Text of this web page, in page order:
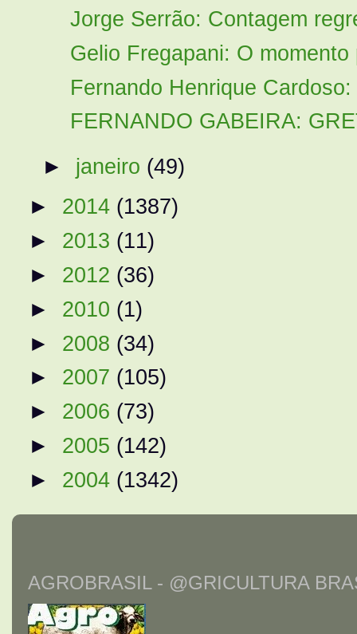
Jorge Serrão: Contagem
Gelio Fregapani: O
Fernando Henrique
FERNANDO GABEIRA:
► janeiro (49)
► 2014 (1387)
► 2013 (11)
► 2012 (36)
► 2010 (1)
► 2008 (34)
► 2007 (105)
► 2006 (73)
► 2005 (142)
► 2004 (1342)
AGROBRASIL - @GRICULTURA